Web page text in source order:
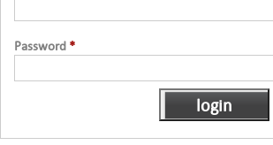
Password *